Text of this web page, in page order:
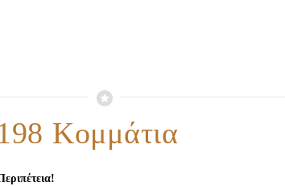
Κομμάτια